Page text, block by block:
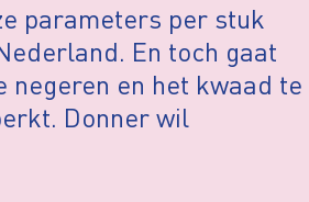
parameters per stuk
En toch gaat
en het kwaad te
Donner wil